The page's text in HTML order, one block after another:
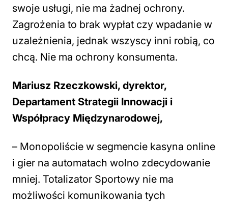
swoje usługi, nie ma żadnej ochrony.
Zagrożenia to brak wypłat czy wpadanie w
uzależnienia, jednak wszyscy inni robią, co
chcą. Nie ma ochrony konsumenta.
Mariusz Rzeczkowski, dyrektor,
Departament Strategii Innowacji i
Współpracy Międzynarodowej,
– Monopoliście w segmencie kasyna online
i gier na automatach wolno zdecydowanie
mniej. Totalizator Sportowy nie ma
możliwości komunikowania tych